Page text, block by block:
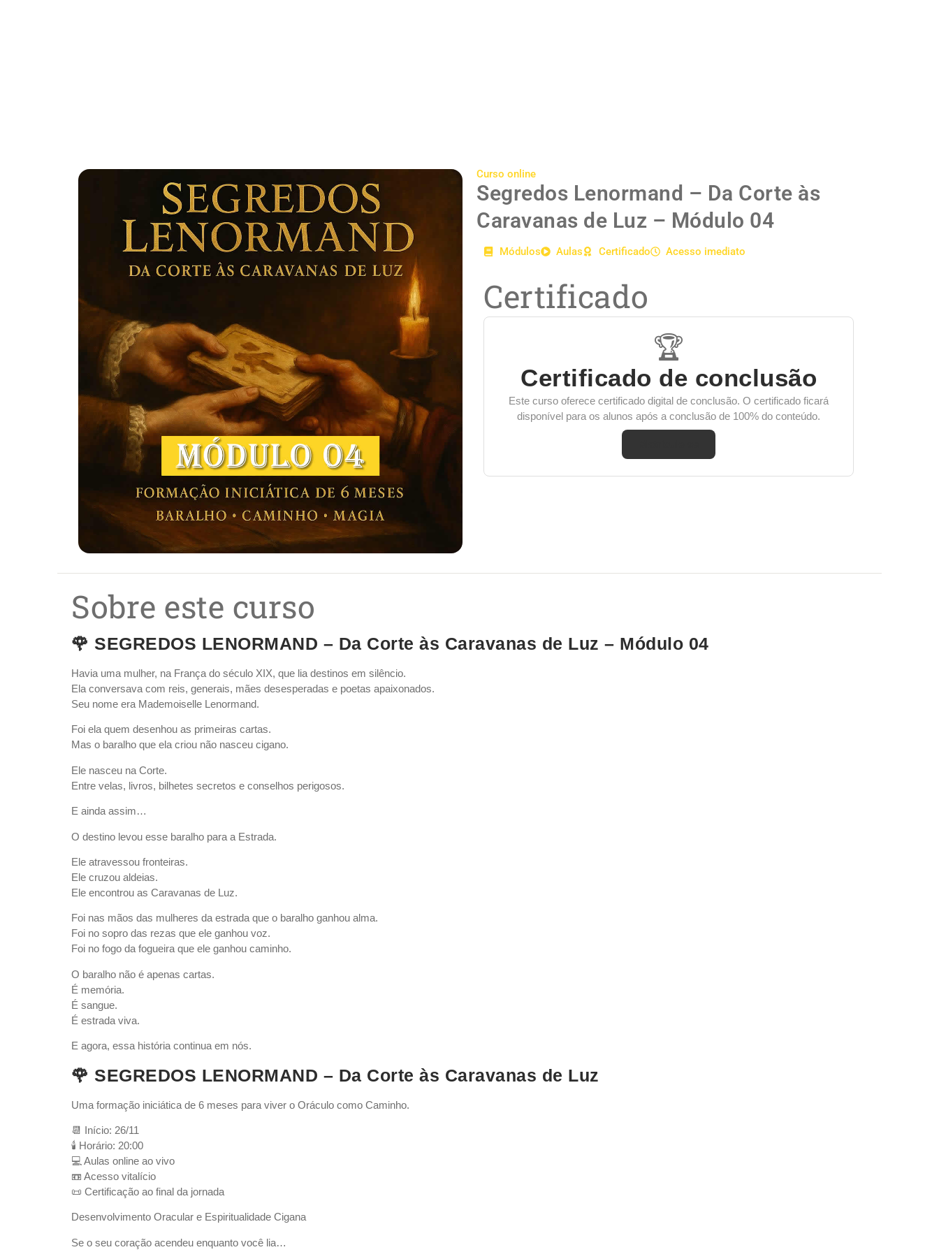
Curso online
Segredos Lenormand – Da Corte às
Caravanas de Luz – Módulo 04
Módulos Aulas Certificado Acesso imediato
Certificado
🏆
Certificado de conclusão
Este curso oferece certificado digital de conclusão. O certificado ficará
disponível para os alunos após a conclusão de 100% do conteúdo.
Sobre este curso
🌹 SEGREDOS LENORMAND – Da Corte às Caravanas de Luz – Módulo 04
Havia uma mulher, na França do século XIX, que lia destinos em silêncio.
Ela conversava com reis, generais, mães desesperadas e poetas apaixonados.
Seu nome era Mademoiselle Lenormand.
Foi ela quem desenhou as primeiras cartas.
Mas o baralho que ela criou não nasceu cigano.
Ele nasceu na Corte.
Entre velas, livros, bilhetes secretos e conselhos perigosos.
E ainda assim…
O destino levou esse baralho para a Estrada.
Ele atravessou fronteiras.
Ele cruzou aldeias.
Ele encontrou as Caravanas de Luz.
Foi nas mãos das mulheres da estrada que o baralho ganhou alma.
Foi no sopro das rezas que ele ganhou voz.
Foi no fogo da fogueira que ele ganhou caminho.
O baralho não é apenas cartas.
É memória.
É sangue.
É estrada viva.
E agora, essa história continua em nós.
🌹 SEGREDOS LENORMAND – Da Corte às Caravanas de Luz
Uma formação iniciática de 6 meses para viver o Oráculo como Caminho.
📆 Início: 26/11
🕯 Horário: 20:00
💻 Aulas online ao vivo
📼 Acesso vitalício
📜 Certificação ao final da jornada
Desenvolvimento Oracular e Espiritualidade Cigana
Se o seu coração acendeu enquanto você lia…